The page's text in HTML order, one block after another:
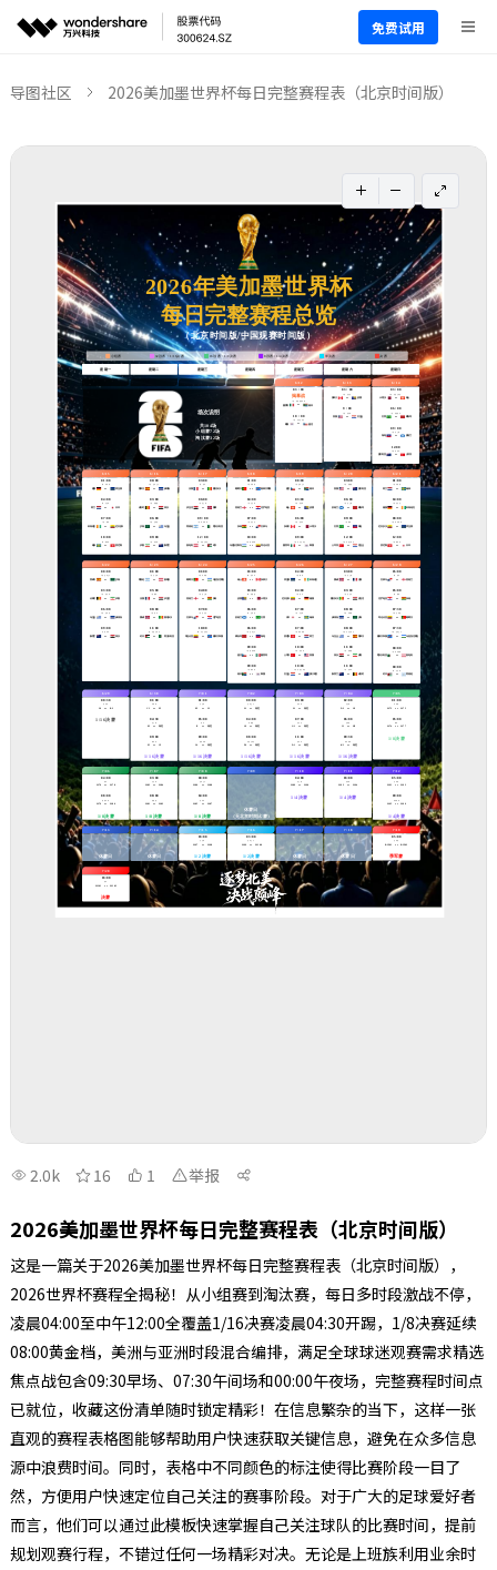
免费试用
导图社区 2026美加墨世界杯每日完整赛程表（北京时间版）
2.0k 16 1 举报
2026美加墨世界杯每日完整赛程表（北京时间版）
这是一篇关于2026美加墨世界杯每日完整赛程表（北京时间版），
2026世界杯赛程全揭秘！从小组赛到淘汰赛，每日多时段激战不停，
凌晨04:00至中午12:00全覆盖1/16决赛凌晨04:30开踢，1/8决赛延续
08:00黄金档，美洲与亚洲时段混合编排，满足全球球迷观赛需求精选
焦点战包含09:30早场、07:30午间场和00:00午夜场，完整赛程时间点
已就位，收藏这份清单随时锁定精彩！在信息繁杂的当下，这样一张
直观的赛程表格图能够帮助用户快速获取关键信息，避免在众多信息
源中浪费时间。同时，表格中不同颜色的标注使得比赛阶段一目了
然，方便用户快速定位自己关注的赛事阶段。对于广大的足球爱好者
而言，他们可以通过此模板快速掌握自己关注球队的比赛时间，提前
规划观赛行程，不错过任何一场精彩对决。无论是上班族利用业余时